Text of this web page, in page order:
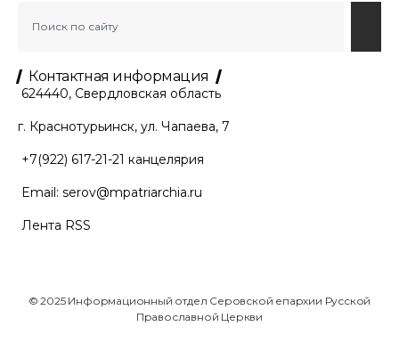
Контактная информация
624440, Свердловская область
г. Краснотурьинск, ул. Чапаева, 7
+7(922) 617-21-21 канцелярия
Email: serov@mpatriarchia.ru
Лента RSS
© 2025 Информационный отдел Серовской епархии Русской
Православной Церкви